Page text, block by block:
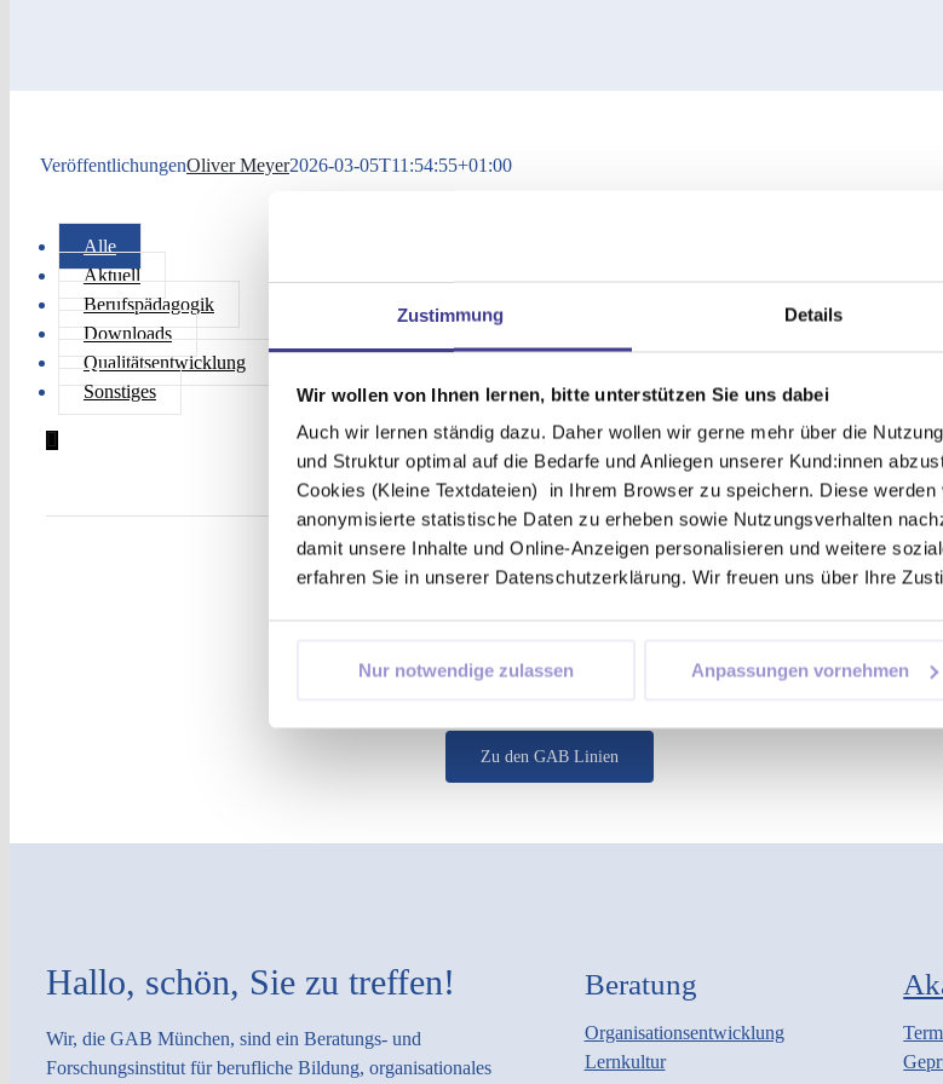
Zustimmung Details
Wir wollen von Ihnen lernen, bitte unterstützen Sie uns dabei
Auch wir lernen ständig dazu. Daher wollen wir gerne mehr über die
und Struktur optimal auf die Bedarfe und Anliegen unserer Kund:innen
Cookies (Kleine Textdateien) in Ihrem Browser zu speichern. Diese
anonymisierte statistische Daten zu erheben sowie Nutzungsverhalten
damit unsere Inhalte und Online-Anzeigen personalisieren und weitere
erfahren Sie in unserer Datenschutzerklärung. Wir freuen uns über Ihre
Nur notwendige zulassen Anpassungen vornehmen
VeröffentlichungenOliver Meyer2026-03-05T11:54:55+01:00
Alle
Aktuell
Berufspädagogik
Downloads
Qualitätsentwicklung
Sonstiges
Einmal im Jahr geben wir unseren Kund:innen und
Handlungsansätze, praxisnahe Forschungsergebnisse und
Zu den GAB Linien
Hallo, schön, Sie zu treffen!
Wir, die GAB München, sind ein Beratungs- und
Forschungsinstitut für berufliche Bildung, organisationales
Beratung
Organisationsentwicklung
Lernkultur